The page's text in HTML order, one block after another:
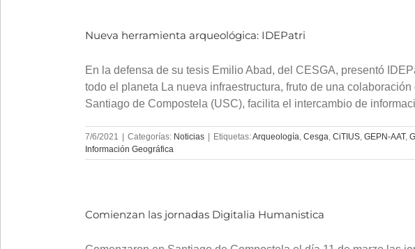
Nueva herramienta arqueológica: IDEPatri
En la defensa de su tesis Emilio Abad, del CESGA, presentó
todo el planeta La nueva infraestructura, fruto de una
Santiago de Compostela (USC), facilita el intercambio de
7/6/2021 Categorías: Noticias Etiquetas:Arqueología, Cesga, CiTIUS, GEPN-AAT,
Información Geográfica
Comienzan las jornadas Digitalia Humanistica